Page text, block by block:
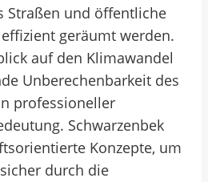
Straßen und öffentliche
geräumt werden.
auf den Klimawandel
Unberechenbarkeit des
professioneller
Schwarzenbek
Konzepte, um
durch die